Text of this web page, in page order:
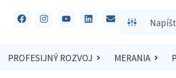
PROFESIJNÝ ROZVOJ MERANIA